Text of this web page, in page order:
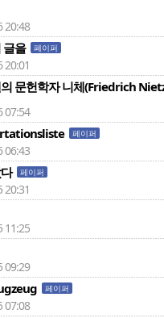
20:48
글을 페이퍼
문헌학자 니체(Friedrich
07:54
페이퍼
페이퍼
09:29
페이퍼
07:08